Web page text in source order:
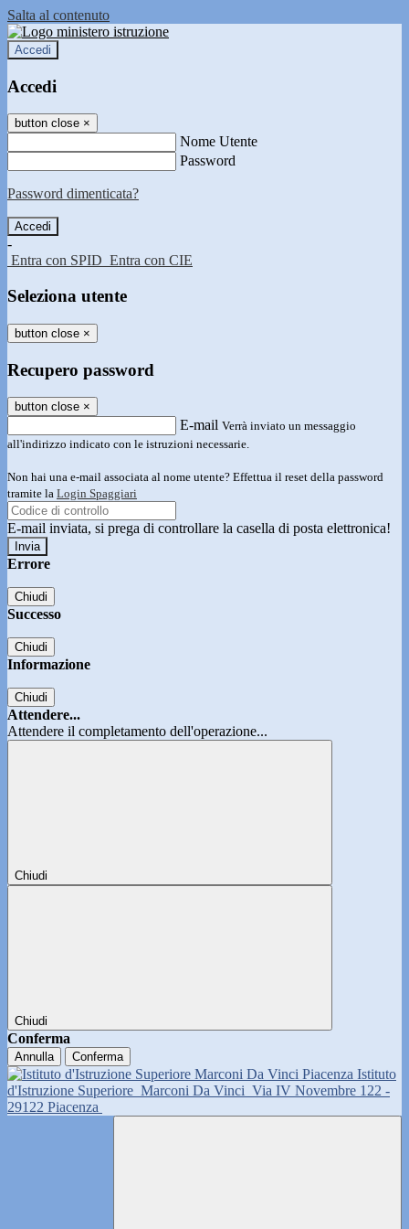
Salta al contenuto
Accedi
Accedi
button close ×
Nome Utente
Password
Password dimenticata?
-
Entra con SPID Entra con CIE
Seleziona utente
button close ×
Recupero password
button close ×
E-mail Verrà inviato un messaggio
all'indirizzo indicato con le istruzioni necessarie.
Non hai una e-mail associata al nome utente? Effettua il reset della password
tramite la Login Spaggiari
E-mail inviata, si prega di controllare la casella di posta elettronica!
Errore
Chiudi
Successo
Chiudi
Informazione
Chiudi
Attendere...
Attendere il completamento dell'operazione...
Chiudi
Chiudi
Conferma
Annulla Conferma
Istituto
d'Istruzione Superiore Marconi Da Vinci Via IV Novembre 122 -
29122 Piacenza